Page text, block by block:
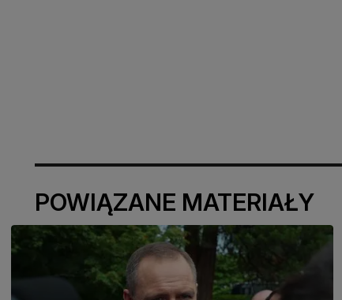
POWIĄZANE MATERIAŁY